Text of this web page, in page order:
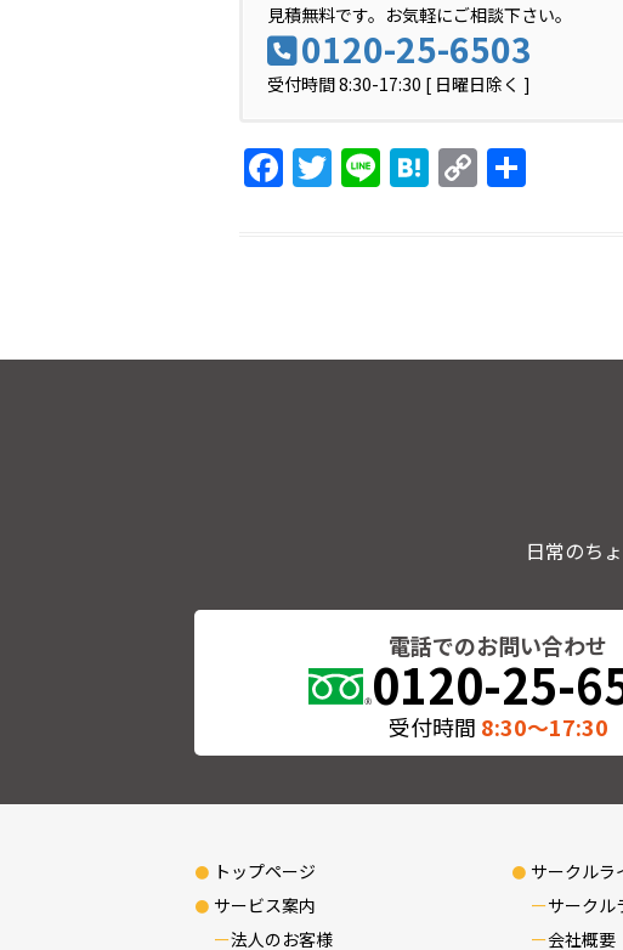
見積無料です。お気軽にご相談下さい。
0120-25-6503
受付時間 8:30-17:30 [ 日曜日除く ]
F
o
T Li H C
n
日常のち
電話でのお問い合わせ
0120-25-
受付時間 8:30〜17:30
トップページ
サービス案内
法人のお客様
サークルラ
サークル
会社概要